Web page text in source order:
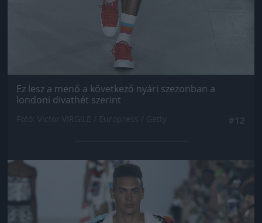
Ez lesz a menő a következő nyári szezonban a
londoni divathét szerint
Jön még kép!